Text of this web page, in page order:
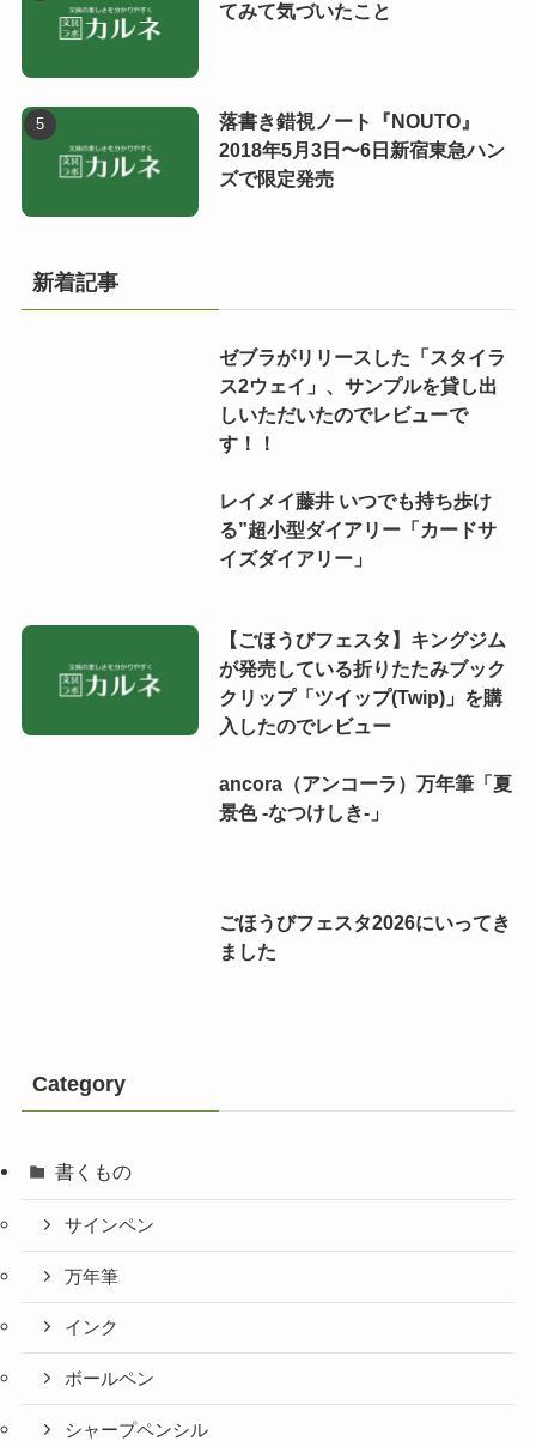
てみて気づいたこと
落書き錯視ノート『NOUTO』
2018年5月3日〜6日新宿東急ハン
ズで限定発売
新着記事
ゼブラがリリースした「スタイラ
ス2ウェイ」、サンプルを貸し出
しいただいたのでレビューで
す！！
レイメイ藤井 いつでも持ち歩け
る”超小型ダイアリー「カードサ
イズダイアリー」
【ごほうびフェスタ】キングジム
が発売している折りたたみブック
クリップ「ツイップ(Twip)」を購
入したのでレビュー
ancora（アンコーラ）万年筆「夏
景色 -なつけしき-」
ごほうびフェスタ2026にいってき
ました
Category
書くもの
サインペン
万年筆
インク
ボールペン
シャープペンシル